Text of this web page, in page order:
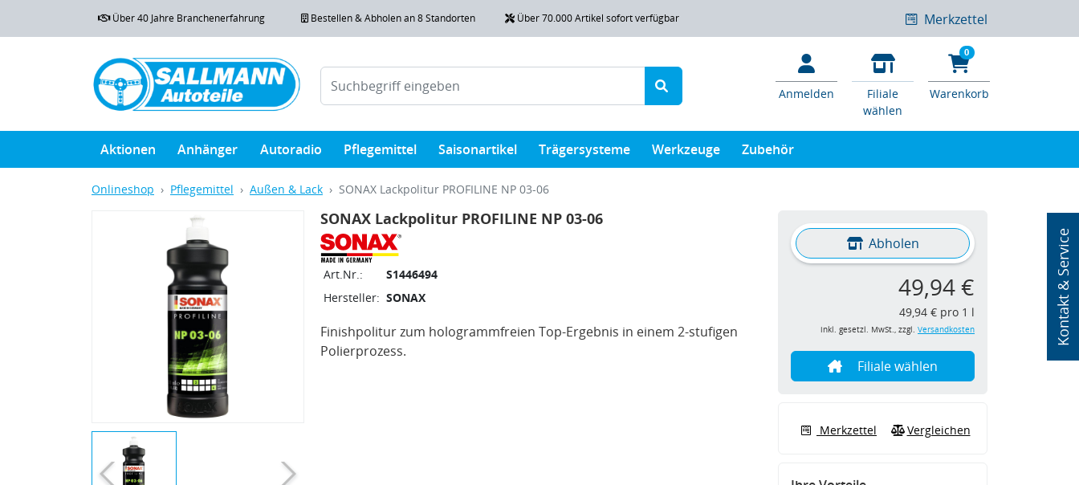
Kontakt & Service
Über 40 Jahre Branchenerfahrung Bestellen & Abholen an 8 Standorten Über 70.000 Artikel sofort verfügbar Merkzettel
Anmelden
Filiale
wählen
0
Warenkorb
Aktionen Anhänger Autoradio Pflegemittel Saisonartikel Trägersysteme Werkzeuge Zubehör
Onlineshop Pflegemittel Außen & Lack SONAX Lackpolitur PROFILINE NP 03-06
SONAX Lackpolitur PROFILINE NP 03-06
Art.Nr.:
S1446494
Hersteller: SONAX
Finishpolitur zum hologrammfreien Top-Ergebnis in einem 2-stufigen
Polierprozess.
Abholen
49,94 €
49,94 € pro 1 l
inkl. gesetzl. MwSt., zzgl. Versandkosten
Filiale wählen
Merkzettel Vergleichen